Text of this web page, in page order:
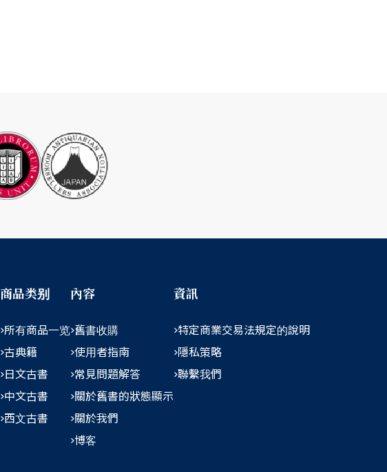
商品类别
所有商品一览
古典籍
日文古書
中文古書
西文古書
內容
舊書收購
使用者指南
常見問題解答
關於舊書的狀態顯示
關於我們
博客
資訊
特定商業交易法規定的說明
隱私策略
聯繫我們